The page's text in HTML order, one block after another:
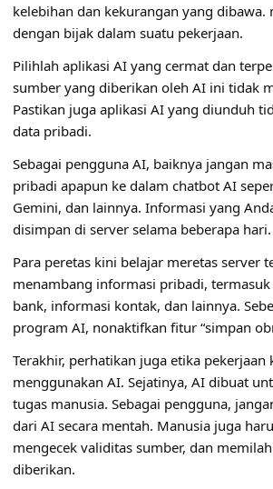
kelebihan dan kekurangan yang dibawa.
dengan bijak dalam suatu pekerjaan.
Pilihlah aplikasi AI yang cermat dan
sumber yang diberikan oleh AI ini tidak
Pastikan juga aplikasi AI yang diunduh
data pribadi.
Sebagai pengguna AI, baiknya jangan
pribadi apapun ke dalam chatbot AI
Gemini, dan lainnya. Informasi yang
disimpan di server selama beberapa hari.
Para peretas kini belajar meretas server
menambang informasi pribadi,
bank, informasi kontak, dan lainnya.
program AI, nonaktifkan fitur “simpan
Terakhir, perhatikan juga etika pekerjaan
menggunakan AI. Sejatinya, AI dibuat
tugas manusia. Sebagai pengguna,
dari AI secara mentah. Manusia juga
mengecek validitas sumber, dan
diberikan.